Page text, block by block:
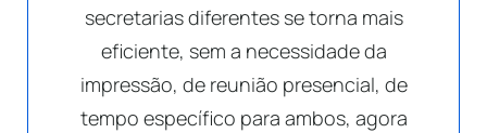
secretarias diferentes se torna mais
eficiente, sem a necessidade da
impressão, de reunião presencial, de
tempo específico para ambos, agora